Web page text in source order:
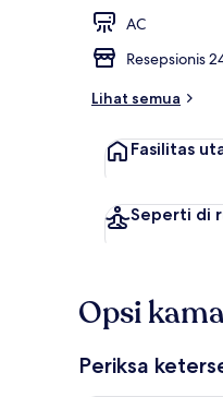
AC
Resepsionis
Lihat semua
Fasilitas
Seperti di
Opsi
Periksa